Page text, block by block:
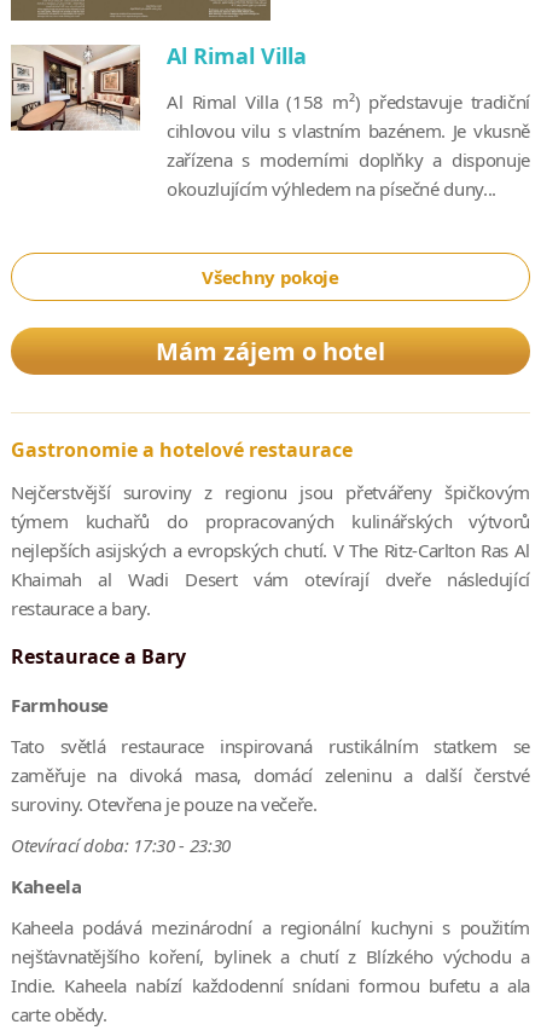
Al Rimal Villa
Al Rimal Villa (158 m²) představuje tradiční
cihlovou vilu s vlastním bazénem. Je vkusně
zařízena s moderními doplňky a disponuje
okouzlujícím výhledem na písečné duny...
Všechny pokoje
Mám zájem o hotel
Gastronomie a hotelové restaurace
Nejčerstvější suroviny z regionu jsou přetvářeny špičkovým
týmem kuchařů do propracovaných kulinářských výtvorů
nejlepších asijských a evropských chutí. V The Ritz-Carlton Ras Al
Khaimah al Wadi Desert vám otevírají dveře následující
restaurace a bary.
Restaurace a Bary
Farmhouse
Tato světlá restaurace inspirovaná rustikálním statkem se
zaměřuje na divoká masa, domácí zeleninu a další čerstvé
suroviny. Otevřena je pouze na večeře.
Otevírací doba: 17:30 - 23:30
Kaheela
Kaheela podává mezinárodní a regionální kuchyni s použitím
nejšťavnatějšího koření, bylinek a chutí z Blízkého východu a
Indie. Kaheela nabízí každodenní snídani formou bufetu a ala
carte obědy.